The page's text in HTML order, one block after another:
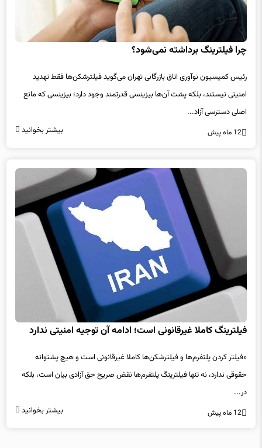
چرا فیلترینگ برداشته نمی‌شود؟
امنیتی نیستند، بلکه پشت آن‌ها بیزینسی قدرتمند وجود دارد؛ بیزینسی که مانع
اصلی دسترسی آزاد...
12 ماه پیش
فیلترینگ کاملا غیرقانونی است؛ ادامه آن توجیه امنیتی ندارد
حقوقی ندارد، نه تنها فیلترینگ پلتفرم‌ها نقض صریح حق آزادی بیان است، بلکه
در...
12 ماه پیش